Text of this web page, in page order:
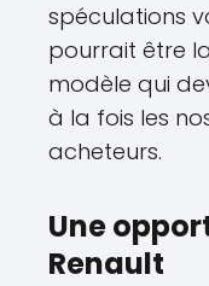
spéculations
pourrait être
modèle qui
à la fois les
acheteurs.
Une
Renault